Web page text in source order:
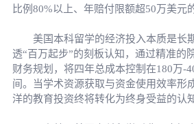
比例80%以上、年赔付限额超50万美元
美国本科留学的经济投入本质是长
透“百万起步”的刻板认知，通过精准的
财务规划，将四年总成本控制在180万-
间。当学术资源获取与资金使用效率形
洋的教育投资终将转化为终身受益的认